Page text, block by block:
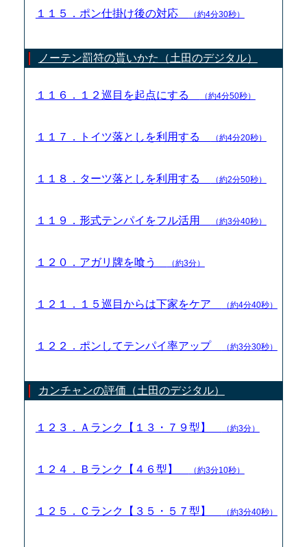
１１５．ポン仕掛け後の対応 （約4分30秒）
ノーテン罰符の貰いかた（土田のデジタル）
１１６．１２巡目を起点にする （約4分50秒）
１１７．トイツ落としを利用する （約4分20秒）
１１８．ターツ落としを利用する （約2分50秒）
１１９．形式テンパイをフル活用 （約3分40秒）
１２０．アガリ牌を喰う （約3分）
１２１．１５巡目からは下家をケア （約4分40秒）
１２２．ポンしてテンパイ率アップ （約3分30秒）
カンチャンの評価（土田のデジタル）
１２３．Ａランク【１３・７９型】 （約3分）
１２４．Ｂランク【４６型】 （約3分10秒）
１２５．Ｃランク【３５・５７型】 （約3分40秒）